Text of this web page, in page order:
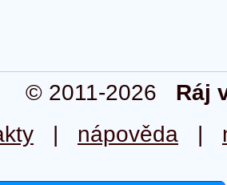
© 2011-2026 Ráj
| nápověda |